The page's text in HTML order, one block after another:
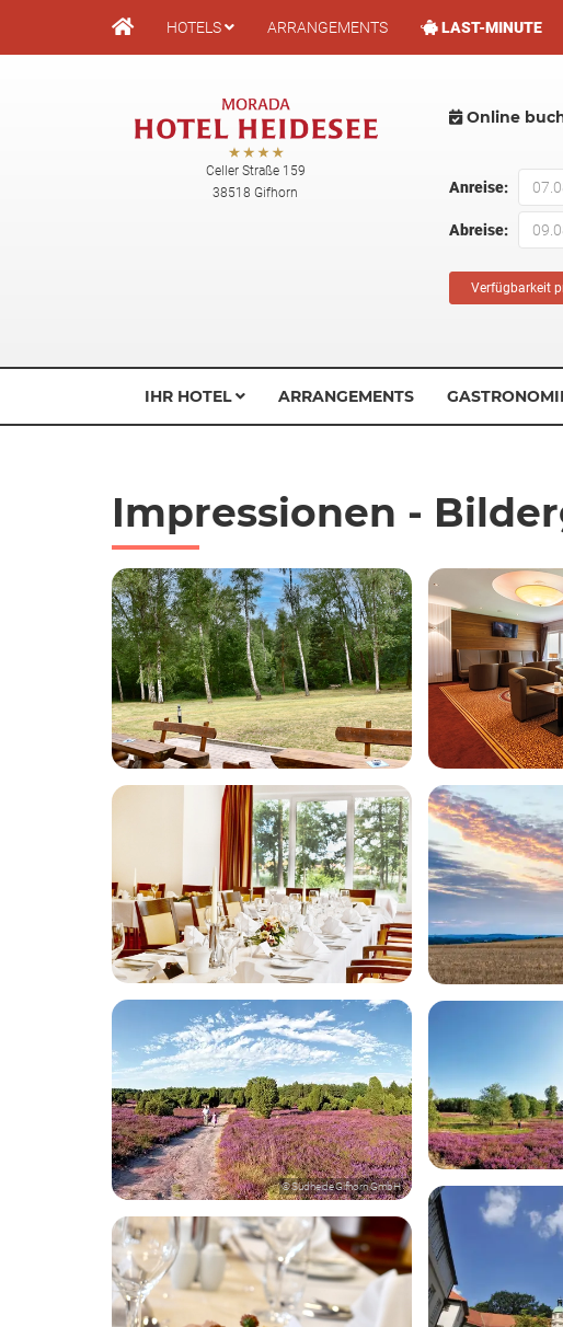
Inhalt
HOTELS ARRANGEMENTS LAST-MINUTE
Celler Straße 159
38518 Gifhorn
Online
Anreise:
Abreise:
Verfügbarkeit
IHR HOTEL ARRANGEMENTS
Impressionen -
© Südheide Gifhorn GmbH